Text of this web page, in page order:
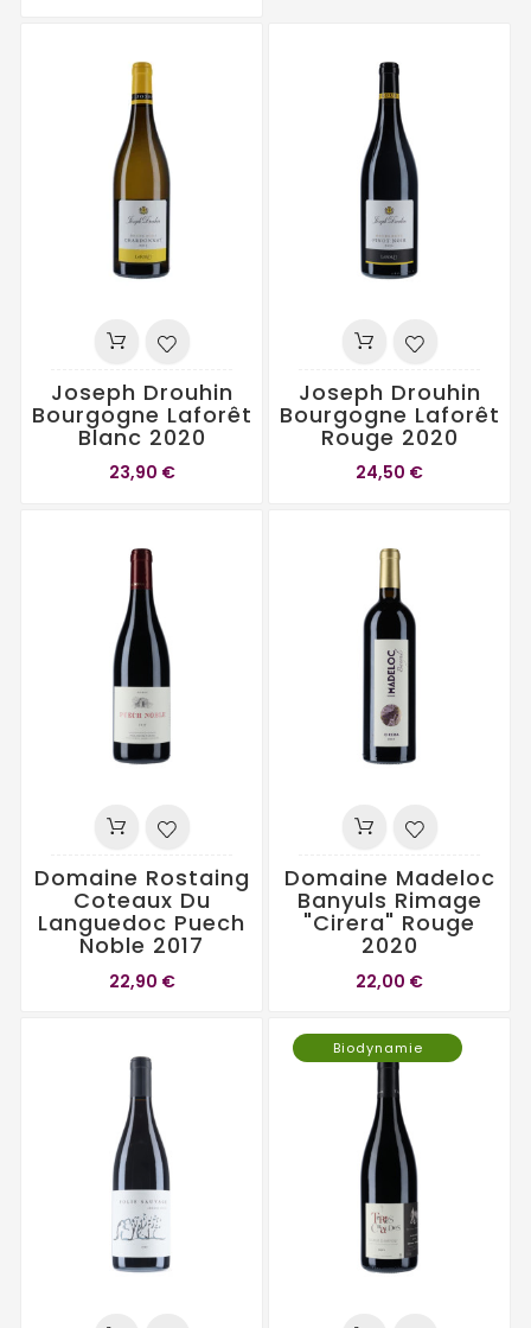
Joseph Drouhin
Bourgogne Laforêt
Blanc 2020
23,90 €
Joseph Drouhin
Bourgogne Laforêt
Rouge 2020
24,50 €
Domaine Rostaing
Coteaux Du
Languedoc Puech
Noble 2017
22,90 €
Domaine Madeloc
Banyuls Rimage
"Cirera" Rouge
2020
22,00 €
Biodynamie